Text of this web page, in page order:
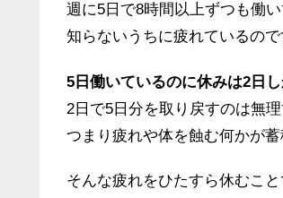
週に5日で8時間以上ずつも働
知らないうちに疲れているので
5日働いているのに休みは2日
2日で5日分を取り戻すのは無理
つまり疲れや体を蝕む何かが蓄
そんな疲れをひたすら休むこ